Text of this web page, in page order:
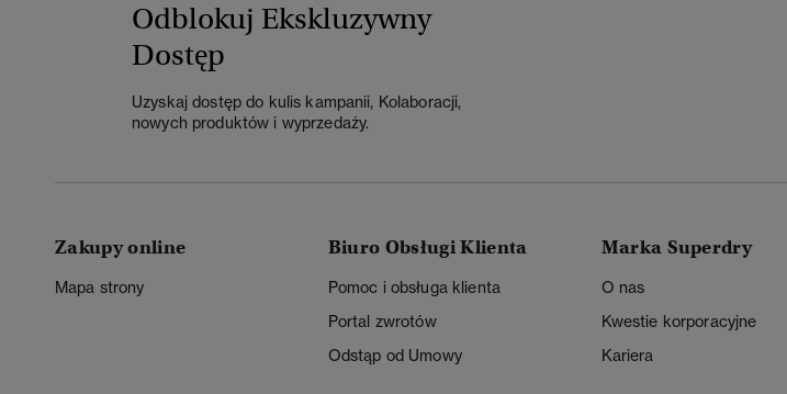
Odblokuj Ekskluzywny
Dostęp
Uzyskaj dostęp do kulis kampanii, Kolaboracji,
nowych produktów i wyprzedaży.
Zakupy online
Mapa strony
Biuro Obsługi Klienta
Pomoc i obsługa klienta
Portal zwrotów
Odstąp od Umowy
Marka Superdry
O nas
Kwestie korporacyjne
Kariera